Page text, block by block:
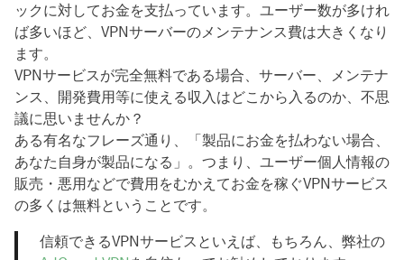
ックに対してお金を支払っています。ユーザー数が多けれ
ば多いほど、VPNサーバーのメンテナンス費は大きくなり
ます。
VPNサービスが完全無料である場合、サーバー、メンテナ
ンス、開発費用等に使える収入はどこから入るのか、不思
議に思いませんか？
ある有名なフレーズ通り、「製品にお金を払わない場合、
あなた自身が製品になる」。つまり、ユーザー個人情報の
販売・悪用などで費用をむかえてお金を稼ぐVPNサービス
の多くは無料ということです。
信頼できるVPNサービスといえば、もちろん、弊社の